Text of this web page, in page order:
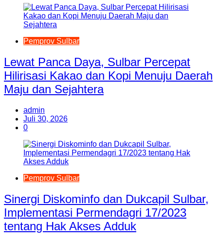
Pemprov Sulbar
Lewat Panca Daya, Sulbar Percepat
Hilirisasi Kakao dan Kopi Menuju Daerah
Maju dan Sejahtera
admin
Juli 30, 2026
0
Pemprov Sulbar
Sinergi Diskominfo dan Dukcapil Sulbar,
Implementasi Permendagri 17/2023
tentang Hak Akses Adduk